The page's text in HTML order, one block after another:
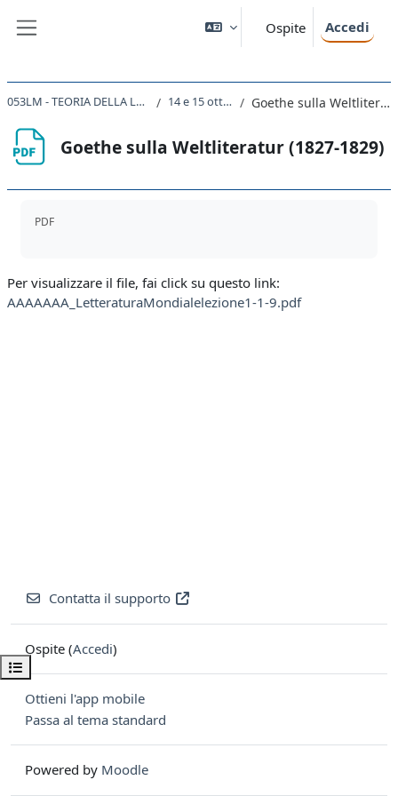
Ospite Accedi
Apri indice del corso
053LM - TEORIA DELLA LETTERATURA 2021 14 e 15 ottobre 2021 Goethe sulla Weltliteratur (1827-1829)
Goethe sulla Weltliteratur (1827-1829)
PDF
Per visualizzare il file, fai click su questo link:
AAAAAAA_LetteraturaMondialelezione1-1-9.pdf
Contatta il supporto
Ospite (Accedi)
Ottieni l'app mobile
Passa al tema standard
Powered by Moodle